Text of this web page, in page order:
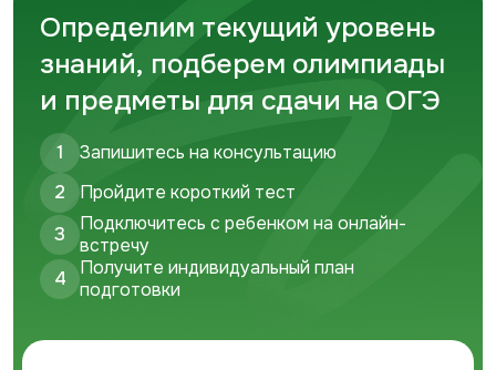
Определим текущий уровень
знаний, подберем олимпиады
и предметы для сдачи на ОГЭ
1
Запишитесь на консультацию
2
Пройдите короткий тест
3
Подключитесь с ребенком на онлайн-
встречу
4
Получите индивидуальный план
подготовки